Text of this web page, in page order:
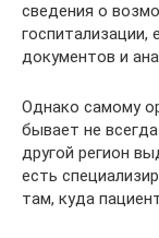
сведения о
госпитализации,
документов и
Однако самому
бывает не
другой регион
есть
там, куда